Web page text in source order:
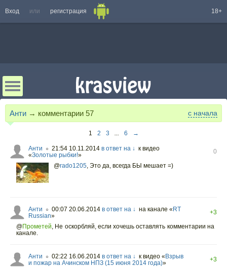
Вход или регистрация 18+
Анти → комментарии 57 с начала
1 2 3 ... 6 →
Анти ○ 21:54 10.11.2014 в ответ на ↓ к видео
«Золотые рыбки!»
0
@rado1205, Это да, всегда БЫ мешает =)
Анти ○ 00:07 20.06.2014 в ответ на ↓ на канале « RT
Russian»
+3
@Прометей, Не оскорбляй, если хочешь оставлять комментарии на
канале.
Анти ○ 02:22 16.06.2014 в ответ на ↓ к видео « Взрыв
и пожар на Ачинском НПЗ (15 июня 2014 года)»
+3